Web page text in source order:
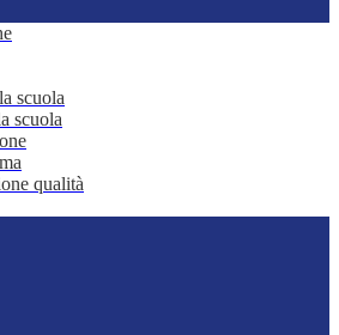
scuola
scuola
qualità